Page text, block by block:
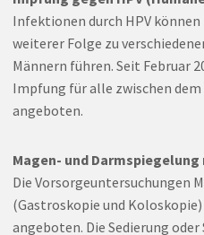
Infektionen durch HPV
weiterer Folge zu
Männern führen. Seit Februar
Impfung für alle zwischen dem
angeboten.
Magen- und
Die Vorsorgeuntersuchungen
(Gastroskopie und
angeboten. Die Sedierung